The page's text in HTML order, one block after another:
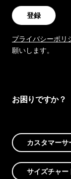
登録
プライバシーポリ
願いします。
お困りですか？
カスタマーサ
サイズチャー